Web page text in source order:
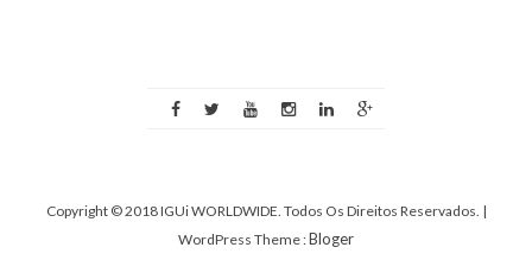
Copyright © 2018 IGUi WORLDWIDE. Todos Os Direitos Reservados. |
WordPress Theme :Bloger